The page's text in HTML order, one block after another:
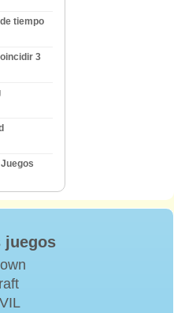
tiempo
3
juegos